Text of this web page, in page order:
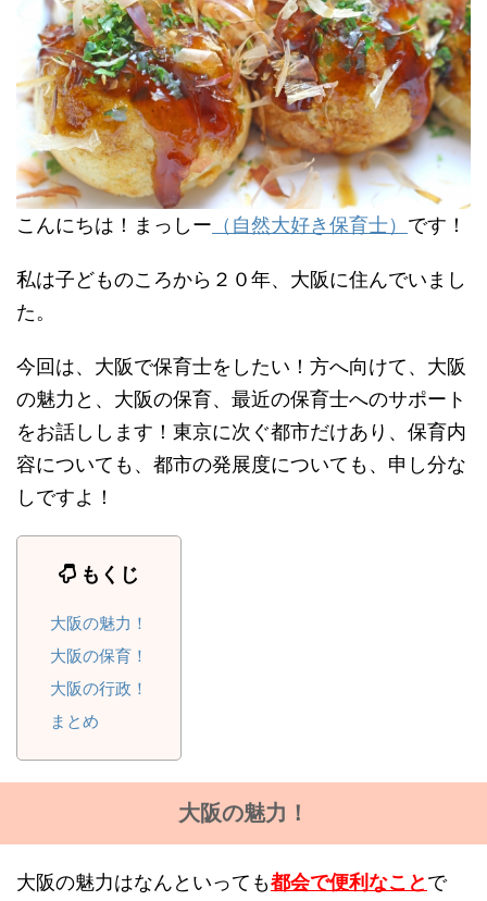
こんにちは！まっしー （自然大好き保育士） です！
私は子どものころから２０年、大阪に住んでいまし
た。
今回は、大阪で保育士をしたい！方へ向けて、大阪
の魅力と、大阪の保育、最近の保育士へのサポート
をお話しします！東京に次ぐ都市だけあり、保育内
容についても、都市の発展度についても、申し分な
しですよ！
もくじ
大阪の魅力！
大阪の保育！
大阪の行政！
まとめ
大阪の魅力！
大阪の魅力はなんといっても都会で便利なことで